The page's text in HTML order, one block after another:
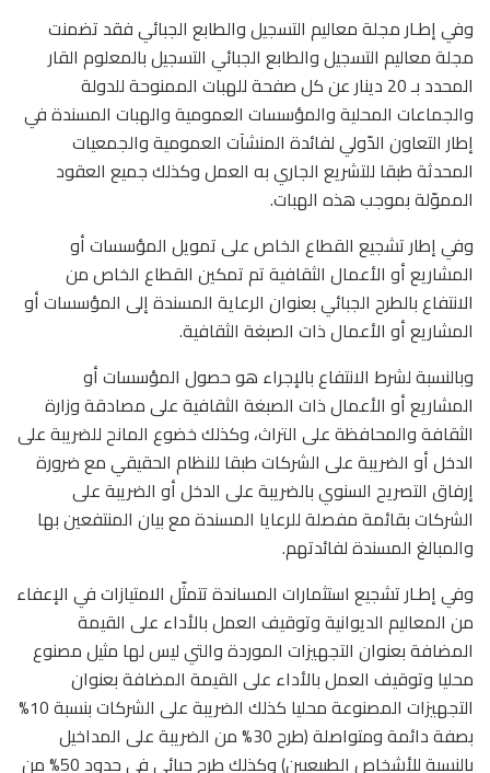
وفي إطـار مجلة معاليم التسجيل والطابع الجبائي فقد تضمنت
مجلة معاليم التسجيل والطابع الجبائي التسجيل بالمعلوم القار
المحدد بـ 20 دينار عن كل صفحة للهبات الممنوحة للدولة
والجماعات المحلية والمؤسسات العمومية والهبات المسندة في
إطار التعاون الدّولي لفائدة المنشآت العمومية والجمعيات
المحدثة طبقا للتشريع الجاري به العمل وكذلك جميع العقود
المموّلة بموجب هذه الهبات.
وفي إطار تشجيع القطاع الخاص على تمويل المؤسسات أو
المشاريع أو الأعمال الثقافية تم تمكين القطاع الخاص من
الانتفاع بالطرح الجبائي بعنوان الرعاية المسندة إلى المؤسسات أو
المشاريع أو الأعمال ذات الصبغة الثقافية.
وبالنسبة لشرط الانتفاع بالإجراء هو حصول المؤسسات أو
المشاريع أو الأعمال ذات الصبغة الثقافية على مصادقة وزارة
الثقافة والمحافظة على التراث، وكذلك خضوع المانح للضريبة على
الدخل أو الضريبة على الشركات طبقا للنظام الحقيقي مع ضرورة
إرفاق التصريح السنوي بالضريبة على الدخل أو الضريبة على
الشركات بقائمة مفصلة للرعايا المسندة مع بيان المنتفعين بها
والمبالغ المسندة لفائدتهم.
وفي إطـار تشجيع استثمارات المساندة تتمثّل الامتيازات في الإعفاء
من المعاليم الديوانية وتوقيف العمل بالأداء على القيمة
المضافة بعنوان التجهيزات الموردة والتي ليس لها مثيل مصنوع
محليا وتوقيف العمل بالأداء على القيمة المضافة بعنوان
التجهيزات المصنوعة محليا كذلك الضريبة على الشركات بنسبة 10%
بصفة دائمة ومتواصلة (طرح 30% من الضريبة على المداخيل
بالنسبة للأشخاص الطبيعيين) وكذلك طرح جبائي في حدود 50% من